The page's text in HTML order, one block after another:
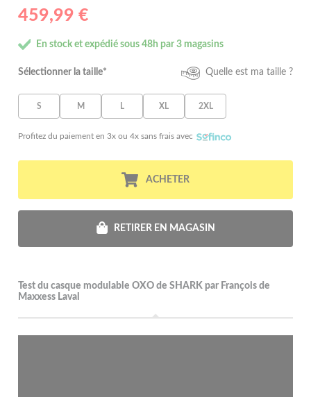
459,99 €
En stock et expédié sous 48h par 3 magasins
Sélectionner la taille* Quelle est ma taille ?
S M L XL 2XL
Profitez du paiement en 3x ou 4x sans frais avec
ACHETER
RETIRER EN MAGASIN
Test du casque modulable OXO de SHARK par François de
Maxxess Laval